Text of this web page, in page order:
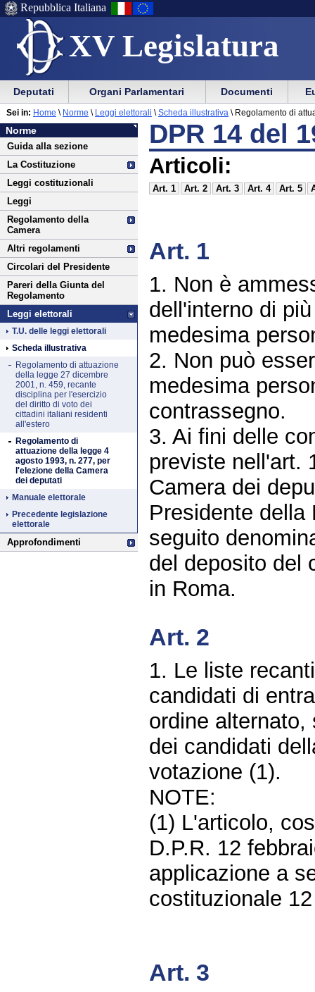
XV Legislatura
Menu
di
ausilio
alla
navigazione
Vai
Menu
di
navigazione
principale
Repubblica Italiana
Menu
di
navigazione
principale
Vai
menu
di
sezione
Deputati Organi Parlamentari Documenti
Norme
Vai
al
contenuto
Norme
Guida alla sezione
La Costituzione
Leggi costituzionali
Leggi
Regolamento della
Camera
Altri regolamenti
Circolari del Presidente
Pareri della Giunta del
Regolamento
Leggi elettorali
T.U. delle leggi elettorali
Scheda illustrativa
Regolamento di attuazione
della legge 27 dicembre
2001, n. 459, recante
disciplina per l'esercizio
del diritto di voto dei
cittadini italiani residenti
all'estero
Regolamento di
attuazione della legge 4
agosto 1993, n. 277, per
l'elezione della Camera
dei deputati
Manuale elettorale
Precedente legislazione
elettorale
Approfondimenti
Sei in: Home \ Norme \ Leggi elettorali \ Scheda illustrativa \ Regolamento di
DPR 14 del
Articoli:
Art. 1 Art. 2 Art. 3 Art. 4 Art. 5
Art. 1
1. Non è
dell'interno di
medesima
2. Non può
medesima
contrassegno.
3. Ai fini delle
previste nell'art.
Camera dei
Presidente della
seguito
del deposito del
in Roma.
Art. 2
1. Le liste
candidati di
ordine
dei candidati
votazione (1).
NOTE:
(1) L'articolo,
D.P.R. 12
applicazione a
costituzionale
Art. 3